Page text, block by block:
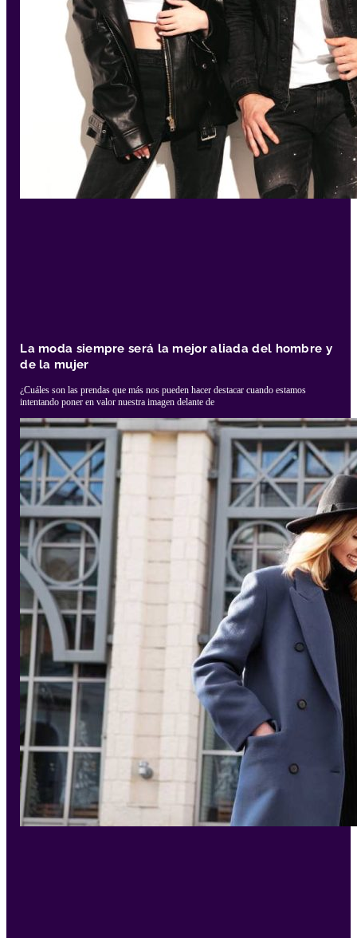
La moda siempre será la mejor aliada del hombre y
de la mujer
¿Cuáles son las prendas que más nos pueden hacer destacar cuando estamos
intentando poner en valor nuestra imagen delante de